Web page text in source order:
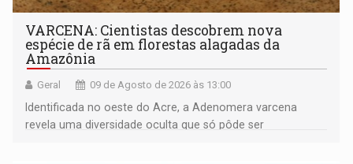
VARCENA: Cientistas descobrem nova
espécie de rã em florestas alagadas da
Amazônia
Geral 09 de Agosto de 2026 às 13:00
Identificada no oeste do Acre, a Adenomera varcena
revela uma diversidade oculta que só pôde ser